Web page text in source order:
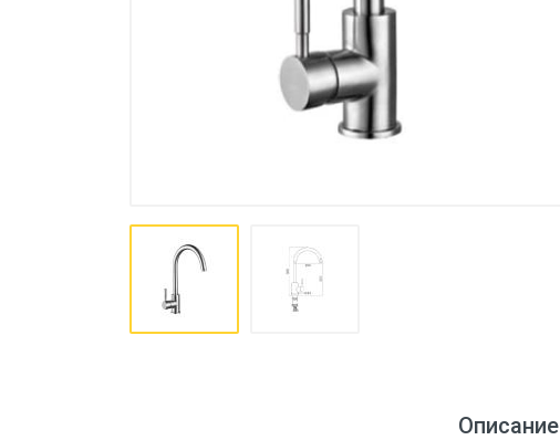
Описание